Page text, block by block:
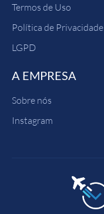
Termos de Uso
Política de Privacidade
LGPD
A EMPRESA
Sobre nós
Instagram